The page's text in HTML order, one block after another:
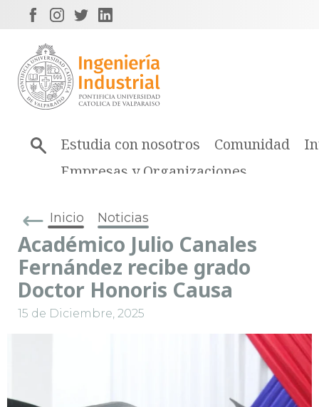
Estudia con nosotros Comunidad
Empresas y Organizaciones
Inicio Noticias
Académico Julio Canales
Fernández recibe grado
Doctor Honoris Causa
15 de Diciembre, 2025